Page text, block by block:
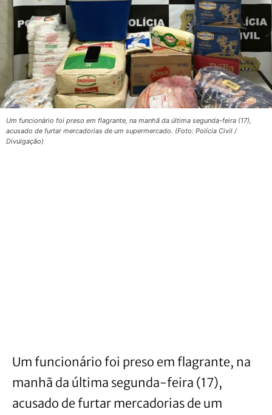
Um funcionário foi preso em flagrante, na manhã da última segunda-feira (17),
acusado de furtar mercadorias de um supermercado. (Foto: Polícia Civil /
Divulgação)
Um funcionário foi preso em flagrante, na
manhã da última segunda-feira (17),
acusado de furtar mercadorias de um